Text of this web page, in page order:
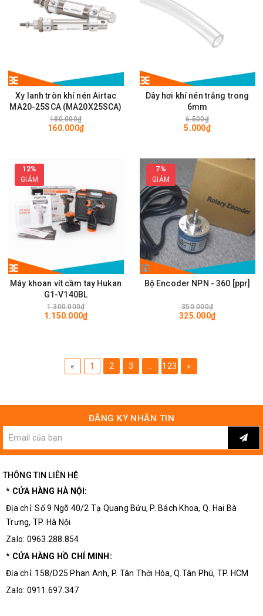
Xy lanh tròn khí nén Airtac
MA20-25SCA (MA20X25SCA)
180.000₫
160.000₫
Dây hơi khí nén trắng trong
6mm
6.500₫
5.000₫
12%
GIẢM
Máy khoan vít cầm tay Hukan
G1-V140BL
1.300.000₫
1.150.000₫
7%
GIẢM
Bộ Encoder NPN - 360 [ppr]
350.000₫
325.000₫
« 1 2 3 123 »
ĐĂNG KÝ NHẬN TIN
THÔNG TIN LIÊN HỆ
* CỬA HÀNG HÀ NỘI:
Địa chỉ: Số 9 Ngõ 40/2 Tạ Quang Bửu, P. Bách Khoa, Q. Hai Bà
Trưng, TP. Hà Nội
Zalo: 0963.288.854
* CỬA HÀNG HỒ CHÍ MINH:
Địa chỉ: 158/D25 Phan Anh, P. Tân Thới Hòa, Q.Tân Phú, TP. HCM
Zalo: 0911.697.347